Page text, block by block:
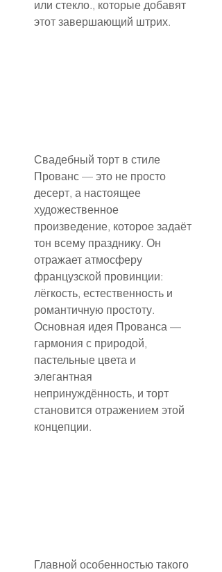
или стекло., которые добавят
этот завершающий штрих.
Свадебный торт в стиле
Прованс — это не просто
десерт, а настоящее
художественное
произведение, которое задаёт
тон всему празднику. Он
отражает атмосферу
французской провинции:
лёгкость, естественность и
романтичную простоту.
Основная идея Прованса —
гармония с природой,
пастельные цвета и
элегантная
непринуждённость, и торт
становится отражением этой
концепции.
Главной особенностью такого